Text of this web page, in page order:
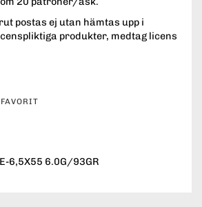
postas ej utan hämtas upp i
produkter, medtag licens
6,5X55 6.0G/93GR